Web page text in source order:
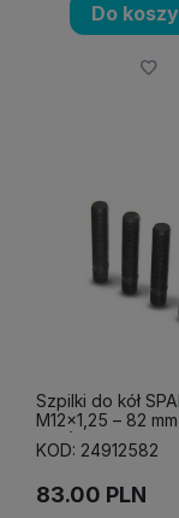
Do
Szpilki do kół
M12x1,25 – 82
10,8)
KOD: 24912582
83.00 PLN